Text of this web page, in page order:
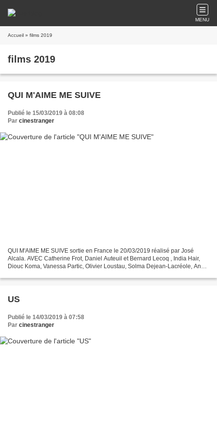
MENU
Accueil » films 2019
films 2019
QUI M'AIME ME SUIVE
Publié le 15/03/2019 à 08:08
Par cinestranger
QUI M'AIME ME SUIVE sortie en France le 20/03/2019 réalisé par José
Alcala. AVEC Catherine Frot, Daniel Auteuil et Bernard Lecoq , India Hair,
Diouc Koma, Vanessa Partic, Olivier Loustau, Solma Dejean-Lacréole, Anne
US
Publié le 14/03/2019 à 07:58
Par cinestranger